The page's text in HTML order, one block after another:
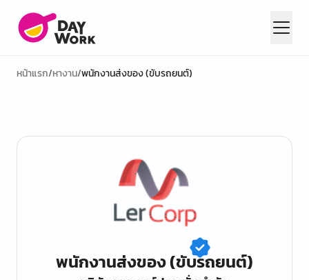
หน้าแรก/หางาน/พนักงานส่งของ (ขับรถยนต์)
พนักงานส่งของ (ขับรถยนต์)